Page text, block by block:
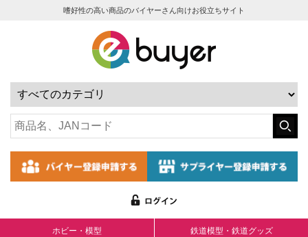
嗜好性の高い商品のバイヤーさん向けお役立ちサイト
ホビー・模型 鉄道模型・鉄道グッズ